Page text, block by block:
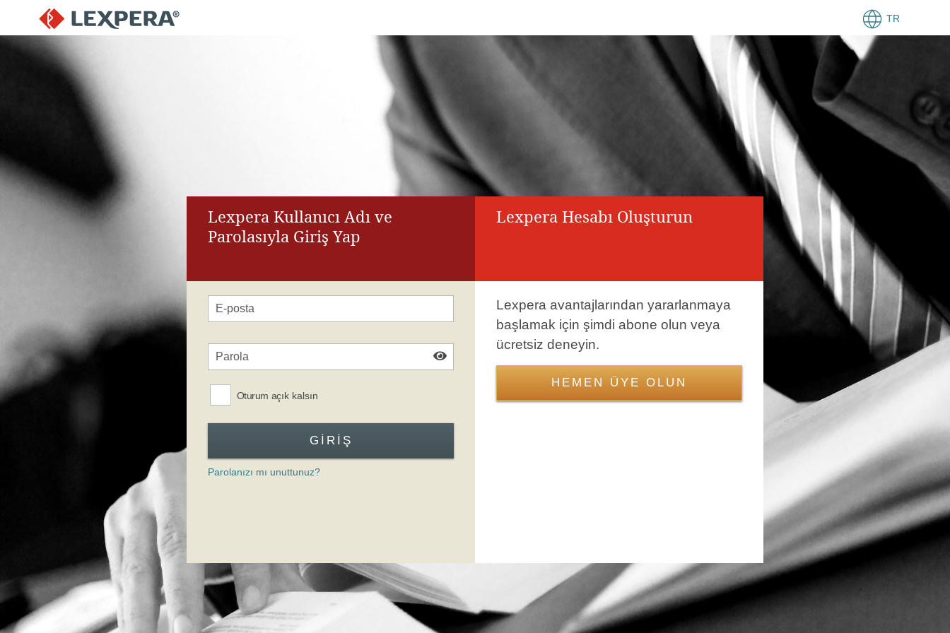
TR
Giriş Formuna Atla
Lexpera Kullanıcı Adı ve
Parolasıyla Giriş Yap
Oturum açık kalsın
GIRIŞ
Parolanızı mı unuttunuz?
Lexpera Hesabı Oluşturun
Lexpera avantajlarından yararlanmaya
başlamak için şimdi abone olun veya
ücretsiz deneyin.
HEMEN ÜYE OLUN